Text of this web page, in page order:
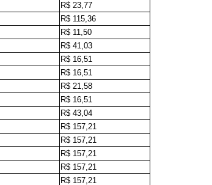
R$ 23,77
R$ 115,36
R$ 11,50
R$ 41,03
R$ 16,51
R$ 16,51
R$ 21,58
R$ 16,51
R$ 43,04
R$ 157,21
R$ 157,21
R$ 157,21
R$ 157,21
R$ 157,21